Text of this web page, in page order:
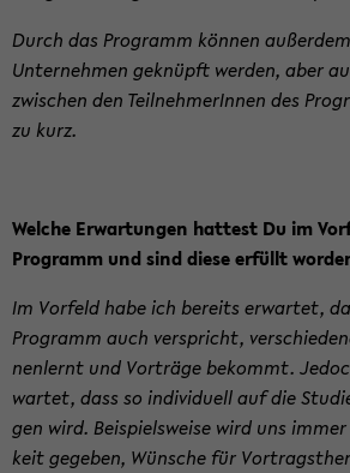
Durch das Pro­gramm kön­nen
Un­ter­neh­men ge­knüpft wer­den, aber
zwi­schen den Teil­neh­me­rIn­nen des
zu kurz.
Wel­che Er­war­tun­gen hat­test Du im
Programm und sind diese er­füllt
Im Vor­feld habe ich be­reits er­war­tet,
Pro­gramm auch ver­spricht,
nen­lernt und Vor­trä­ge be­kommt.
war­tet, dass so in­di­vi­du­ell auf die
gen wird. Bei­spiels­wei­se wird uns
keit ge­ge­ben, Wün­sche für